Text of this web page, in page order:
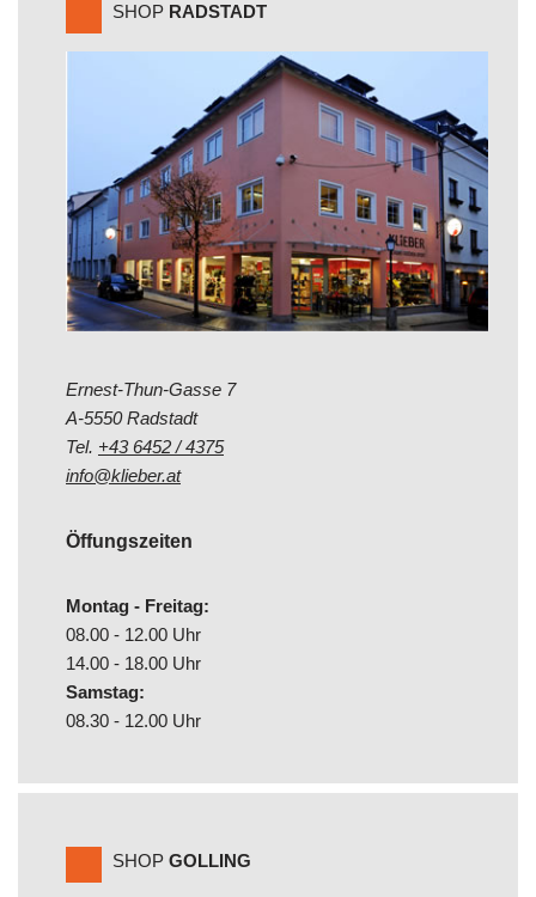
SHOP RADSTADT
Ernest-Thun-Gasse 7
A-5550 Radstadt
Tel. +43 6452 / 4375
info@klieber.at
Öffungszeiten
Montag - Freitag:
08.00 - 12.00 Uhr
14.00 - 18.00 Uhr
Samstag:
08.30 - 12.00 Uhr
SHOP GOLLING